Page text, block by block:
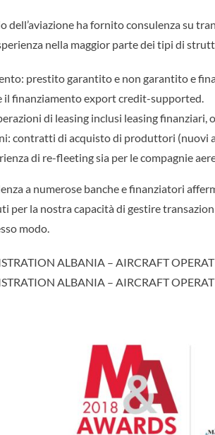
dell’aviazione ha fornito consulenza su
nella maggior parte dei tipi di
prestito garantito e non garantito e
il finanziamento export credit-supported.
di leasing inclusi leasing finanziari,
contratti di acquisto di produttori (nuovi
di re-fleeting sia per le compagnie
a numerose banche e finanziatori
per la nostra capacità di gestire
modo.
ALBANIA – AIRCRAFT
ALBANIA – AIRCRAFT